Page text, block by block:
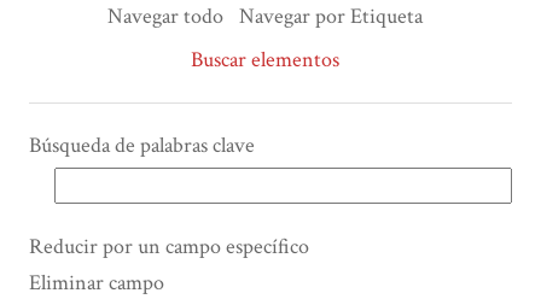
Navegar todo Navegar por Etiqueta
Buscar elementos
Búsqueda de palabras clave
Number
Reducir por un campo específico
Search Property
Tipo de búsqueda
Términos de búsqueda
Ensamblador de Búsqueda
Eliminar campo